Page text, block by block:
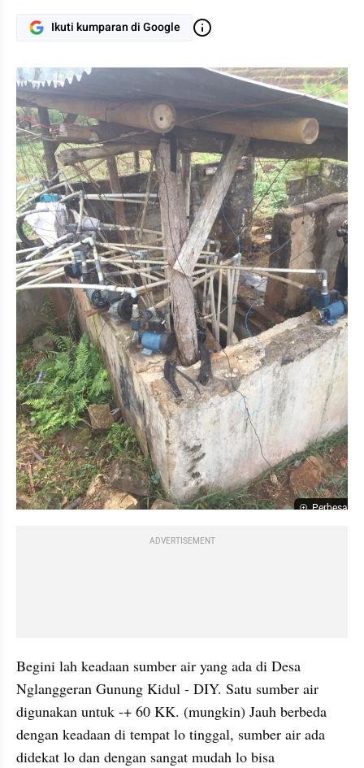
Ikuti kumparan di Google
Perbesar
ADVERTISEMENT
Begini lah keadaan sumber air yang ada di Desa
Nglanggeran Gunung Kidul - DIY. Satu sumber air
digunakan untuk -+ 60 KK. (mungkin) Jauh berbeda
dengan keadaan di tempat lo tinggal, sumber air ada
didekat lo dan dengan sangat mudah lo bisa